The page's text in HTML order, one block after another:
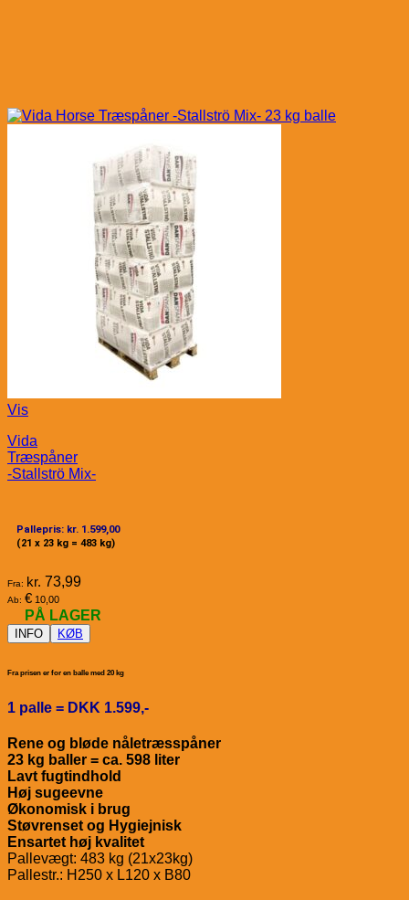
Vis
Vida
Træspåner
-Stallströ Mix-
Pallepris: kr. 1.599,00
(21 x 23 kg = 483 kg)
Fra: kr. 73,99
Ab: € 10,00
PÅ LAGER
INFO KØB
Fra prisen er for en balle med 20 kg
1 palle = DKK 1.599,-
Rene og bløde nåletræsspåner
23 kg baller = ca. 598 liter
Lavt fugtindhold
Høj sugeevne
Økonomisk i brug
Støvrenset og Hygiejnisk
Ensartet høj kvalitet
Pallevægt: 483 kg (21x23kg)
Pallestr.: H250 x L120 x B80